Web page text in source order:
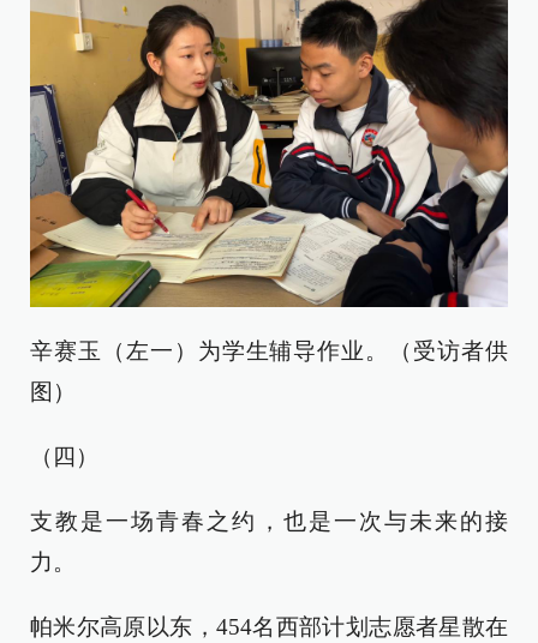
辛赛玉（左一）为学生辅导作业。（受访者供
图）
（四）
支教是一场青春之约，也是一次与未来的接
力。
帕米尔高原以东，454名西部计划志愿者星散在